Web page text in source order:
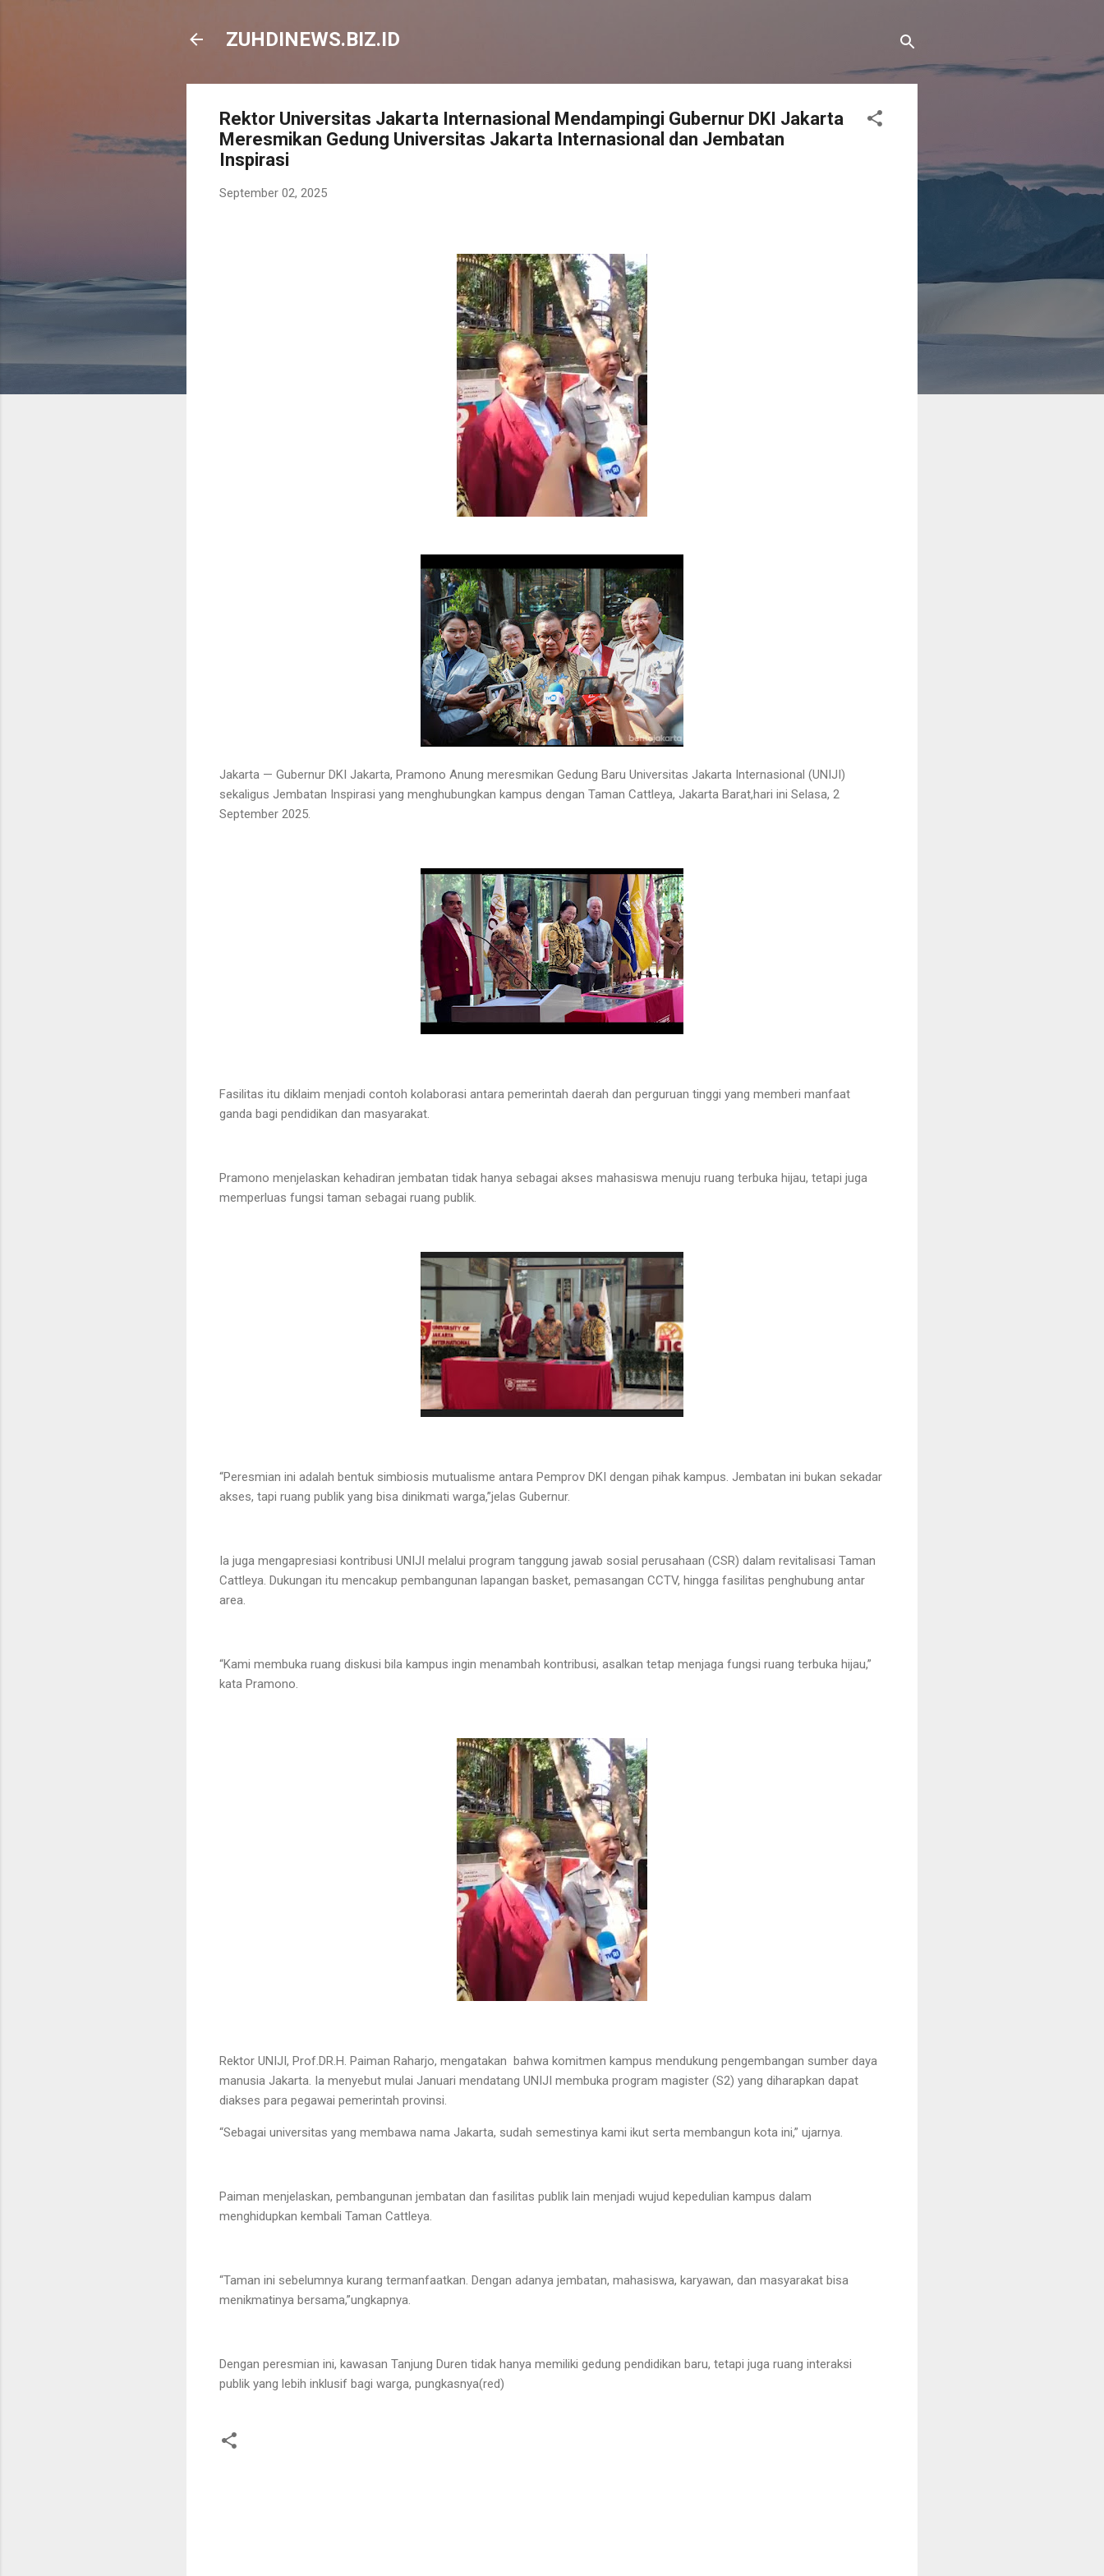
ZUHDINEWS.BIZ.ID
Rektor Universitas Jakarta Internasional Mendampingi Gubernur DKI Jakarta
Meresmikan Gedung Universitas Jakarta Internasional dan Jembatan
Inspirasi
September 02, 2025
Jakarta — Gubernur DKI Jakarta, Pramono Anung meresmikan Gedung Baru Universitas Jakarta Internasional (UNIJI)
sekaligus Jembatan Inspirasi yang menghubungkan kampus dengan Taman Cattleya, Jakarta Barat,hari ini Selasa, 2
September 2025.
Fasilitas itu diklaim menjadi contoh kolaborasi antara pemerintah daerah dan perguruan tinggi yang memberi manfaat
ganda bagi pendidikan dan masyarakat.
Pramono menjelaskan kehadiran jembatan tidak hanya sebagai akses mahasiswa menuju ruang terbuka hijau, tetapi juga
memperluas fungsi taman sebagai ruang publik.
“Peresmian ini adalah bentuk simbiosis mutualisme antara Pemprov DKI dengan pihak kampus. Jembatan ini bukan sekadar
akses, tapi ruang publik yang bisa dinikmati warga,”jelas Gubernur.
Ia juga mengapresiasi kontribusi UNIJI melalui program tanggung jawab sosial perusahaan (CSR) dalam revitalisasi Taman
Cattleya. Dukungan itu mencakup pembangunan lapangan basket, pemasangan CCTV, hingga fasilitas penghubung antar
area.
“Kami membuka ruang diskusi bila kampus ingin menambah kontribusi, asalkan tetap menjaga fungsi ruang terbuka hijau,”
kata Pramono.
Rektor UNIJI, Prof.DR.H. Paiman Raharjo, mengatakan bahwa komitmen kampus mendukung pengembangan sumber daya
manusia Jakarta. Ia menyebut mulai Januari mendatang UNIJI membuka program magister (S2) yang diharapkan dapat
diakses para pegawai pemerintah provinsi.
“Sebagai universitas yang membawa nama Jakarta, sudah semestinya kami ikut serta membangun kota ini,” ujarnya.
Paiman menjelaskan, pembangunan jembatan dan fasilitas publik lain menjadi wujud kepedulian kampus dalam
menghidupkan kembali Taman Cattleya.
“Taman ini sebelumnya kurang termanfaatkan. Dengan adanya jembatan, mahasiswa, karyawan, dan masyarakat bisa
menikmatinya bersama,”ungkapnya.
Dengan peresmian ini, kawasan Tanjung Duren tidak hanya memiliki gedung pendidikan baru, tetapi juga ruang interaksi
publik yang lebih inklusif bagi warga, pungkasnya(red)